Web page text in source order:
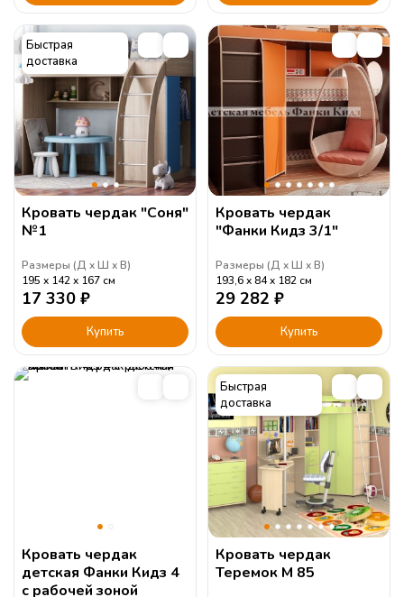
Быстрая
доставка
Кровать чердак "Соня"
№1
Размеры (Д Ш В)
195
142 167 см
17 330 ₽
Купить
Кровать чердак
"Фанки Кидз 3/1"
Размеры (Д Ш В)
193,6
84 182 см
29 282 ₽
Купить
Кровать чердак
детская Фанки Кидз 4
с рабочей зоной
Быстрая
доставка
Кровать чердак
Теремок М 85